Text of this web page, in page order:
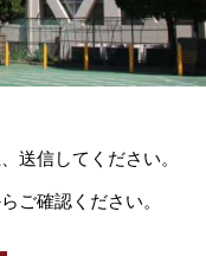
送信してください。
ご確認ください。